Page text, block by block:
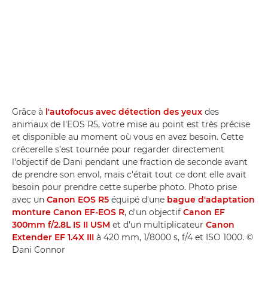
Grâce à l'autofocus avec détection des yeux des
animaux de l'EOS R5, votre mise au point est très précise
et disponible au moment où vous en avez besoin. Cette
crécerelle s’est tournée pour regarder directement
l'objectif de Dani pendant une fraction de seconde avant
de prendre son envol, mais c'était tout ce dont elle avait
besoin pour prendre cette superbe photo. Photo prise
avec un Canon EOS R5 équipé d'une bague d'adaptation
monture Canon EF-EOS R, d'un objectif Canon EF
300mm f/2.8L IS II USM et d'un multiplicateur Canon
Extender EF 1.4X III à 420 mm, 1/8000 s, f/4 et ISO 1000. ©
Dani Connor